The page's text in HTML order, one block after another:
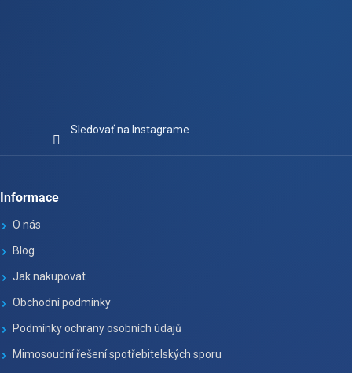
Sledovať na Instagrame
Informace
O nás
Blog
Jak nakupovat
Obchodní podmínky
Podmínky ochrany osobních údajů
Mimosoudní řešení spotřebitelských sporu